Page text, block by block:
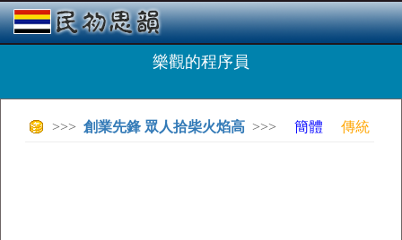
樂觀的程序員
>>> 創業先鋒 眾人拾柴火焰高 >>> 簡體 傳統